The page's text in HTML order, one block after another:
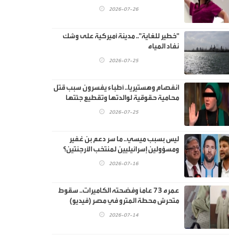
2026-07-26
"خطير للغاية".. مدينة أميركية على وشك
نفاد المياه
2026-07-25
انفصام وهستيريا.. أطباء يفسرون سبب قتل
محامية حقوقية لوالدتها وتقطيع جثتها
2026-07-25
ليس بسبب ميسي.. ما سر دعم بن غفير
ومسؤولين إسرائيليين لمنتخب الأرجنتين؟
2026-07-16
عمره 73 عاماً وفضحته الكاميرات.. سقوط
متحرش محطة المترو في مصر (فيديو)
2026-07-14